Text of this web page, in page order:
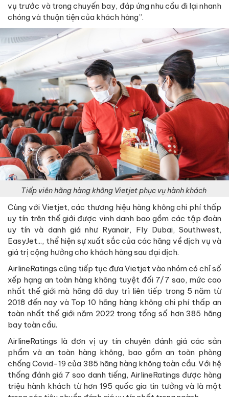
vụ trước và trong chuyến bay, đáp ứng nhu cầu đi lại nhanh
chóng và thuận tiện của khách hàng”.
Tiếp viên hãng hàng không Vietjet phục vụ hành khách
Cùng với Vietjet, các thương hiệu hàng không chi phí thấp
uy tín trên thế giới được vinh danh bao gồm các tập đoàn
uy tín và danh giá như Ryanair, Fly Dubai, Southwest,
EasyJet..., thể hiện sự xuất sắc của các hãng về dịch vụ và
giá trị cộng hưởng cho khách hàng sau đại dịch.
AirlineRatings cũng tiếp tục đưa Vietjet vào nhóm có chỉ số
xếp hạng an toàn hàng không tuyệt đối 7/7 sao, mức cao
nhất thế giới mà hãng đã duy trì liên tiếp trong 5 năm từ
2018 đến nay và Top 10 hãng hàng không chi phí thấp an
toàn nhất thế giới năm 2022 trong tổng số hơn 385 hãng
bay toàn cầu.
AirlineRatings là đơn vị uy tín chuyên đánh giá các sản
phẩm và an toàn hàng không, bao gồm an toàn phòng
chống Covid-19 của 385 hãng hàng không toàn cầu. Với hệ
thống đánh giá 7 sao danh tiếng, AirlineRatings được hàng
triệu hành khách từ hơn 195 quốc gia tin tưởng và là một